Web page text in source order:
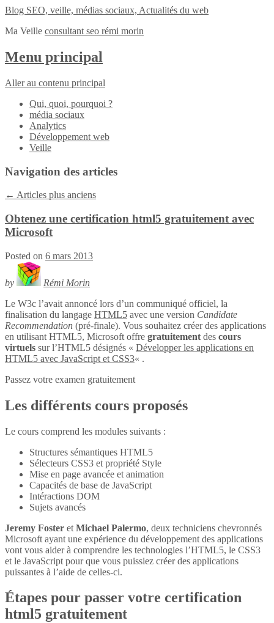
Blog SEO, veille, médias sociaux, Actualités du web
Ma Veille consultant seo rémi morin
Menu principal
Aller au contenu principal
Qui, quoi, pourquoi ?
média sociaux
Analytics
Développement web
Veille
Navigation des articles
← Articles plus anciens
Obtenez une certification html5 gratuitement avec
Microsoft
Posted on 6 mars 2013
by
Rémi Morin
Le W3c l’avait annoncé lors d’un communiqué officiel, la
finalisation du langage HTML5 avec une version Candidate
Recommendation (pré-finale). Vous souhaitez créer des applications
en utilisant HTML5, Microsoft offre gratuitement des cours
virtuels sur l’HTML5 désignés « Développer les applications en
HTML5 avec JavaScript et CSS3« .
Passez votre examen gratuitement
Les différents cours proposés
Le cours comprend les modules suivants :
Structures sémantiques HTML5
Sélecteurs CSS3 et propriété Style
Mise en page avancée et animation
Capacités de base de JavaScript
Intéractions DOM
Sujets avancés
Jeremy Foster et Michael Palermo, deux techniciens chevronnés
Microsoft ayant une expérience du développement des applications
vont vous aider à comprendre les technologies l’HTML5, le CSS3
et le JavaScript pour que vous puissiez créer des applications
puissantes à l’aide de celles-ci.
Étapes pour passer votre certification
html5 gratuitement